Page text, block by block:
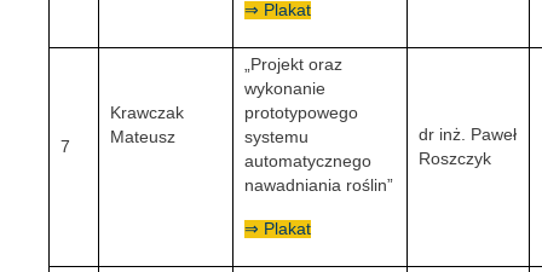
⇒ Plakat
7
Krawczak
Mateusz
„Projekt oraz
wykonanie
prototypowego
systemu
automatycznego
nawadniania roślin”
⇒ Plakat
dr inż. Paweł
Roszczyk